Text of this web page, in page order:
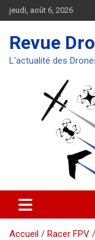
Aller
au
jeudi, août 6, 2026
Revue
L'actualité des
Accueil
Racer FPV